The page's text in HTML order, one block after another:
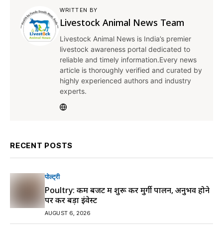
WRITTEN BY
Livestock Animal News Team
Livestock Animal News is India’s premier
livestock awareness portal dedicated to
reliable and timely information.Every news
article is thoroughly verified and curated by
highly experienced authors and industry
experts.
RECENT POSTS
पोल्ट्री
Poultry: कम बजट में शुरू करें मुर्गी पालन, अनुभव होने
पर करें बड़ा इंवेस्ट
AUGUST 6, 2026